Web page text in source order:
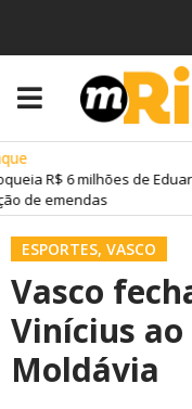
R$ 6 milhões de
de emendas
ESPORTES, VASCO
Vasco
Vinícius
Moldávia